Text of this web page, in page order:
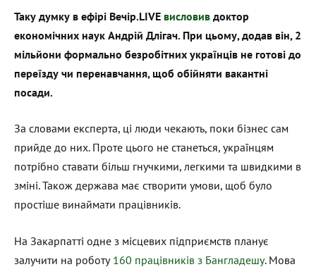
Таку думку в ефірі Вечір.LIVE висловив доктор
економічних наук Андрій Длігач. При цьому, додав він, 2
мільйони формально безробітних українців не готові до
переїзду чи перенавчання, щоб обійняти вакантні
посади.
За словами експерта, ці люди чекають, поки бізнес сам
прийде до них. Проте цього не станеться, українцям
потрібно ставати більш гнучкими, легкими та швидкими в
зміні. Також держава має створити умови, щоб було
простіше винаймати працівників.
На Закарпатті одне з місцевих підприємств планує
залучити на роботу 160 працівників з Бангладешу. Мова